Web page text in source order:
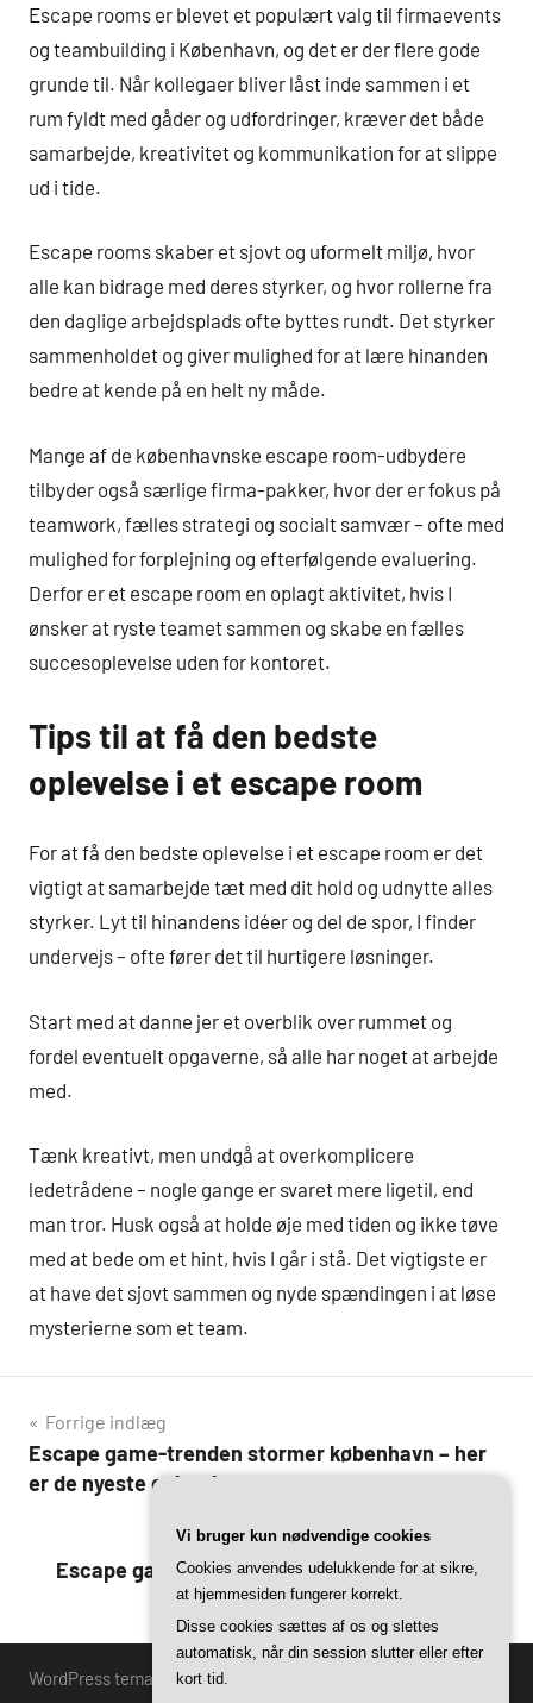
Escape rooms er blevet et populært valg til firmaevents
og teambuilding i København, og det er der flere gode
grunde til. Når kollegaer bliver låst inde sammen i et
rum fyldt med gåder og udfordringer, kræver det både
samarbejde, kreativitet og kommunikation for at slippe
ud i tide.
Escape rooms skaber et sjovt og uformelt miljø, hvor
alle kan bidrage med deres styrker, og hvor rollerne fra
den daglige arbejdsplads ofte byttes rundt. Det styrker
sammenholdet og giver mulighed for at lære hinanden
bedre at kende på en helt ny måde.
Mange af de københavnske escape room-udbydere
tilbyder også særlige firma-pakker, hvor der er fokus på
teamwork, fælles strategi og socialt samvær – ofte med
mulighed for forplejning og efterfølgende evaluering.
Derfor er et escape room en oplagt aktivitet, hvis I
ønsker at ryste teamet sammen og skabe en fælles
succesoplevelse uden for kontoret.
Tips til at få den bedste
oplevelse i et escape room
For at få den bedste oplevelse i et escape room er det
vigtigt at samarbejde tæt med dit hold og udnytte alles
styrker. Lyt til hinandens idéer og del de spor, I finder
undervejs – ofte fører det til hurtigere løsninger.
Start med at danne jer et overblik over rummet og
fordel eventuelt opgaverne, så alle har noget at arbejde
med.
Tænk kreativt, men undgå at overkomplicere
ledetrådene – nogle gange er svaret mere ligetil, end
man tror. Husk også at holde øje med tiden og ikke tøve
med at bede om et hint, hvis I går i stå. Det vigtigste er
at have det sjovt sammen og nyde spændingen i at løse
mysterierne som et team.
Indlægsnavigation
Forrige indlæg
Escape game-trenden stormer københavn – her
er de nyeste oplevelser
Næste indlæg
Escape games for begyndere: Tips og tricks til
dit første rum
WordPress tema: Harrison by ThemeZee.
Vi bruger kun nødvendige cookies
Cookies anvendes udelukkende for at sikre,
at hjemmesiden fungerer korrekt.
Disse cookies sættes af os og slettes
automatisk, når din session slutter eller efter
kort tid.